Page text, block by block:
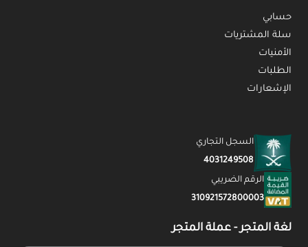
حسابي
سلة المشتريات
الأمنيات
الطلبات
الإشعارات
السجل التجاري
4031249508
الرقم الضريبي
310921572800003
لغة المتجر - عملة المتجر